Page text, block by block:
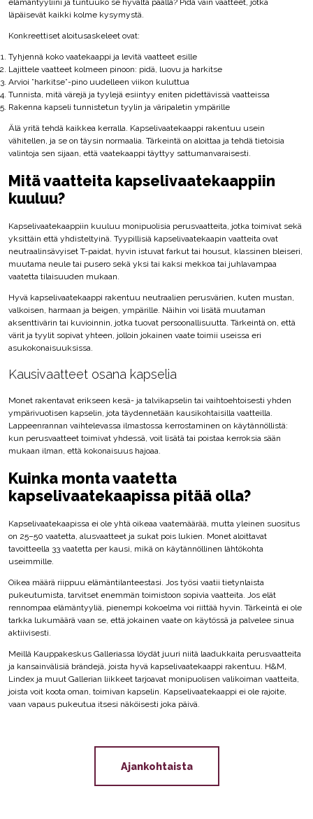
elämäntyyliini ja tuntuuko se hyvältä päällä? Pidä vain vaatteet, jotka
läpäisevät kaikki kolme kysymystä.
Konkreettiset aloitusaskeleet ovat:
Tyhjennä koko vaatekaappi ja levitä vaatteet esille
Lajittele vaatteet kolmeen pinoon: pidä, luovu ja harkitse
Arvioi ”harkitse”-pino uudelleen viikon kuluttua
Tunnista, mitä värejä ja tyylejä esiintyy eniten pidettävissä vaatteissa
Rakenna kapseli tunnistetun tyylin ja väripaletin ympärille
Älä yritä tehdä kaikkea kerralla. Kapselivaatekaappi rakentuu usein
vähitellen, ja se on täysin normaalia. Tärkeintä on aloittaa ja tehdä tietoisia
valintoja sen sijaan, että vaatekaappi täyttyy sattumanvaraisesti.
Mitä vaatteita kapselivaatekaappiin
kuuluu?
Kapselivaatekaappiin kuuluu monipuolisia perusvaatteita, jotka toimivat sekä
yksittäin että yhdisteltyinä. Tyypillisiä kapselivaatekaapin vaatteita ovat
neutraalinsävyiset T-paidat, hyvin istuvat farkut tai housut, klassinen bleiseri,
muutama neule tai pusero sekä yksi tai kaksi mekkoa tai juhlavampaa
vaatetta tilaisuuden mukaan.
Hyvä kapselivaatekaappi rakentuu neutraalien perusvärien, kuten mustan,
valkoisen, harmaan ja beigen, ympärille. Näihin voi lisätä muutaman
aksenttivärin tai kuvioinnin, jotka tuovat persoonallisuutta. Tärkeintä on, että
värit ja tyylit sopivat yhteen, jolloin jokainen vaate toimii useissa eri
asukokonaisuuksissa.
Kausivaatteet osana kapselia
Monet rakentavat erikseen kesä- ja talvikapselin tai vaihtoehtoisesti yhden
ympärivuotisen kapselin, jota täydennetään kausikohtaisilla vaatteilla.
Lappeenrannan vaihtelevassa ilmastossa kerrostaminen on käytännöllistä:
kun perusvaatteet toimivat yhdessä, voit lisätä tai poistaa kerroksia sään
mukaan ilman, että kokonaisuus hajoaa.
Kuinka monta vaatetta
kapselivaatekaapissa pitää olla?
Kapselivaatekaapissa ei ole yhtä oikeaa vaatemäärää, mutta yleinen suositus
on 25–50 vaatetta, alusvaatteet ja sukat pois lukien. Monet aloittavat
tavoitteella 33 vaatetta per kausi, mikä on käytännöllinen lähtökohta
useimmille.
Oikea määrä riippuu elämäntilanteestasi. Jos työsi vaatii tietynlaista
pukeutumista, tarvitset enemmän toimistoon sopivia vaatteita. Jos elät
rennompaa elämäntyyliä, pienempi kokoelma voi riittää hyvin. Tärkeintä ei ole
tarkka lukumäärä vaan se, että jokainen vaate on käytössä ja palvelee sinua
aktiivisesti.
Meillä Kauppakeskus Galleriassa löydät juuri niitä laadukkaita perusvaatteita
ja kansainvälisiä brändejä, joista hyvä kapselivaatekaappi rakentuu. H&M,
Lindex ja muut Gallerian liikkeet tarjoavat monipuolisen valikoiman vaatteita,
joista voit koota oman, toimivan kapselin. Kapselivaatekaappi ei ole rajoite,
vaan vapaus pukeutua itsesi näköisesti joka päivä.
Ajankohtaista